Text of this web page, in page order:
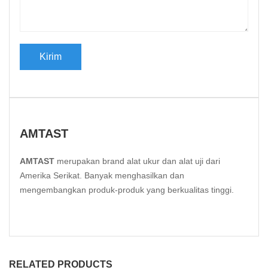
AMTAST
AMTAST merupakan brand alat ukur dan alat uji dari
Amerika Serikat. Banyak menghasilkan dan
mengembangkan produk-produk yang berkualitas tinggi.
RELATED PRODUCTS